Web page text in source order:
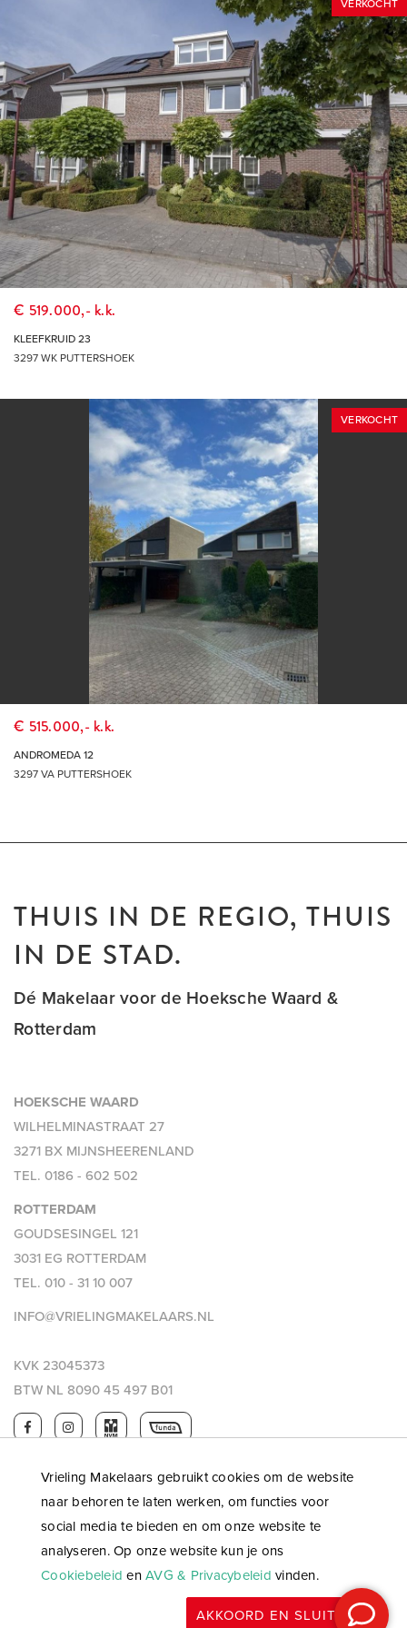
Vrieling Makelaars gebruikt cookies om de website
naar behoren te laten werken, om functies voor
social media te bieden en om onze website te
analyseren. Op onze website kun je ons
Cookiebeleid en AVG & Privacybeleid vinden.
AKKOORD EN SLUITEN
THUIS IN DE REGIO, THUIS IN DE STAD
DÉ MAKELAAR VOOR DE HOEKSCHE WAARD &
ROTTERDAM
VERKOCHT
€ 519.000,- k.k.
KLEEFKRUID 23
3297 WK PUTTERSHOEK
VERKOCHT
€ 515.000,- k.k.
ANDROMEDA 12
3297 VA PUTTERSHOEK
THUIS IN DE REGIO, THUIS
IN DE STAD.
Dé Makelaar voor de Hoeksche Waard &
Rotterdam
HOEKSCHE WAARD
WILHELMINASTRAAT 27
3271 BX MIJNSHEERENLAND
TEL. 0186 - 602 502
ROTTERDAM
GOUDSESINGEL 121
3031 EG ROTTERDAM
TEL. 010 - 31 10 007
INFO@VRIELINGMAKELAARS.NL
KVK 23045373
BTW NL 8090 45 497 B01
Algemene